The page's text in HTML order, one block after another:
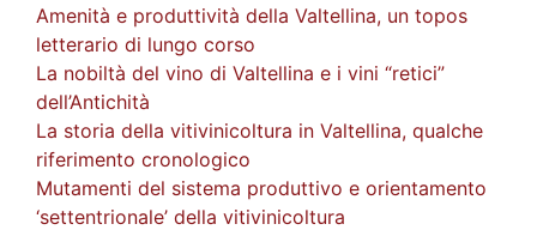
Amenità e produttività della Valtellina, un topos
letterario di lungo corso
La nobiltà del vino di Valtellina e i vini “retici”
dell’Antichità
La storia della vitivinicoltura in Valtellina, qualche
riferimento cronologico
Mutamenti del sistema produttivo e orientamento
‘settentrionale’ della vitivinicoltura